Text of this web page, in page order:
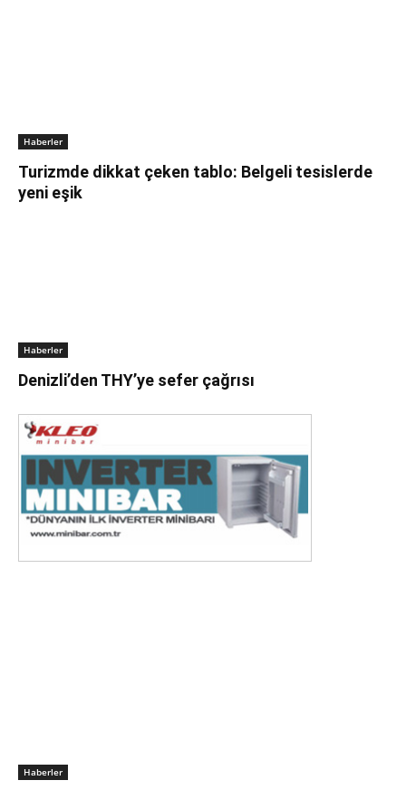
Haberler
Turizmde dikkat çeken tablo: Belgeli tesislerde
yeni eşik
Haberler
Denizli’den THY’ye sefer çağrısı
Haberler